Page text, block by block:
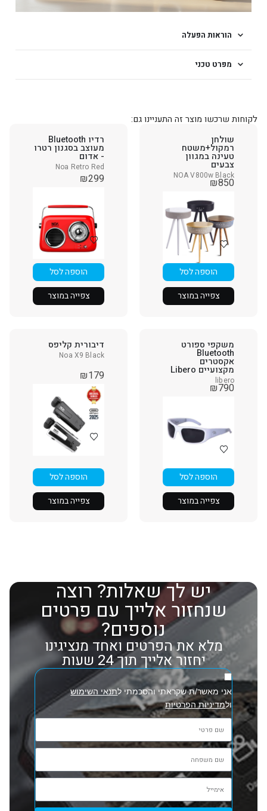
הוראות הפעלה
מפרט טכני
לקוחות שרכשו מוצר זה התעניינו גם:
שולחן
רמקול+משטח
טעינה במגוון
צבעים
NOA V800w Black
₪850
הוספה לסל
צפייה במוצר
רדיו Bluetooth
מעוצב בסגנון רטרו
- אדום
Noa Retro Red
₪299
הוספה לסל
צפייה במוצר
משקפי ספורט
Bluetooth
אקסטרים
מקצועיים Libero
libero
₪790
הוספה לסל
צפייה במוצר
דיבורית קליפס
Noa X9 Black
₪179
הוספה לסל
צפייה במוצר
יש לך שאלות? רוצה
שנחזור אלייך עם פרטים
נוספים?
מלא את הפרטים ואחד מנציגינו
יחזור אלייך תוך 24 שעות
אני מאשר/ת שקראתי והסכמתי לתנאי השימוש
ולמדיניות הפרטיות